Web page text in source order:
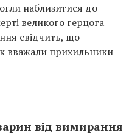
наблизитися до
великого герцога
свідчить, що
вважали прихильники
від вимирання